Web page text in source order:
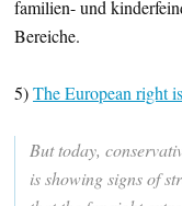
familien- und
Bereiche.
5)The European right
But today,
is showing signs of